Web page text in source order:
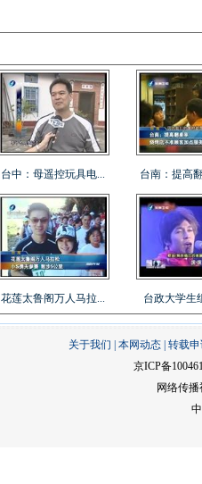
台中：母遥控玩具电... 台南：提高
花莲太鲁阁万人马拉... 台政大学生
关于我们 本网动态 转载
京ICP备
网络传